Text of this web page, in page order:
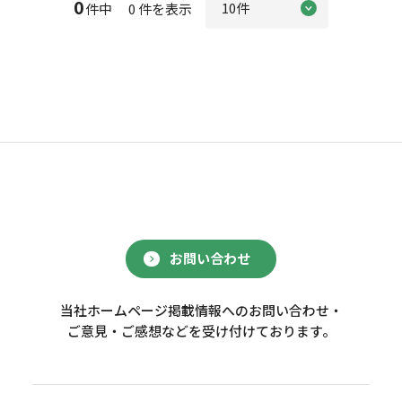
0件中 0 件を表示
お問い合わせ
当社ホームページ掲載情報へのお問い合わせ・
ご意見・ご感想などを受け付けております。